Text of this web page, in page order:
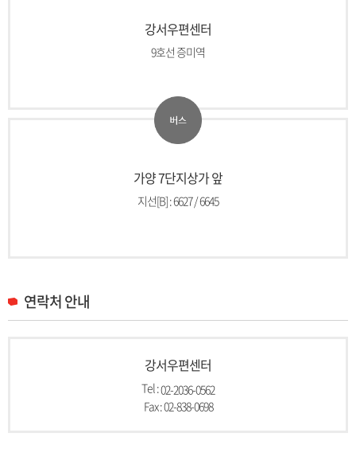
강서우편센터
9호선 증미역
가양 7단지상가 앞
지선[B] : 6627 / 6645
연락처 안내
강서우편센터
Tel :02-2036-0562
Fax : 02-838-0698